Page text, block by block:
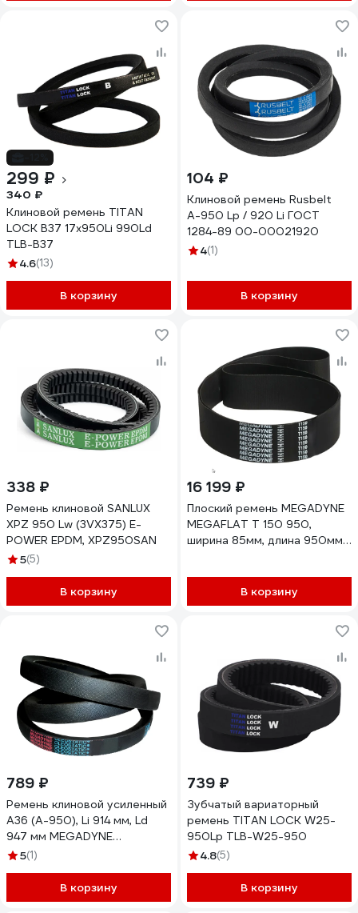
299 ₽
340 ₽
Клиновой ремень TITAN
LOCK B37 17x950Li 990Ld
TLB-B37
4.6(13)
В корзину
104 ₽
Клиновой ремень Rusbelt
А-950 Lp / 920 Li ГОСТ
1284-89 00-00021920
4(1)
В корзину
338 ₽
Ремень клиновой SANLUX
XPZ 950 Lw (3VX375) E-
POWER EPDM, XPZ950SAN
5(5)
В корзину
16 199 ₽
Плоский ремень MEGADYNE
MEGAFLAT T 150 950,
ширина 85мм, длина 950мм
В корзину
789 ₽
Ремень клиновой усиленный
A36 (A-950), Li 914 мм, Ld
947 мм MEGADYNE
OLEOSTATIC GOLD
5(1)
В корзину
739 ₽
Зубчатый вариаторный
ремень TITAN LOCK W25-
950Lp TLB-W25-950
4.8(5)
В корзину